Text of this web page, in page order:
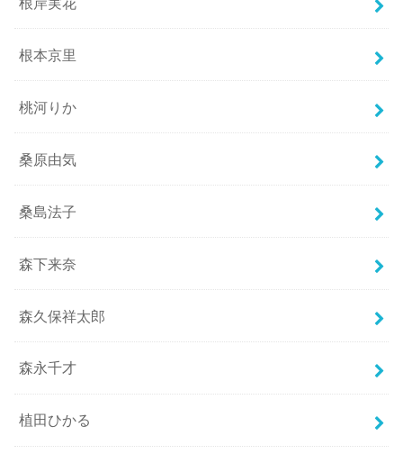
根本京里
桃河りか
桑原由気
桑島法子
森下来奈
森久保祥太郎
森永千才
植田ひかる